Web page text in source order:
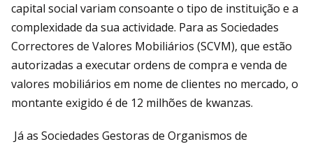
capital social variam consoante o tipo de instituição e a
complexidade da sua actividade. Para as Sociedades
Correctores de Valores Mobiliários (SCVM), que estão
autorizadas a executar ordens de compra e venda de
valores mobiliários em nome de clientes no mercado, o
montante exigido é de 12 milhões de kwanzas.
Já as Sociedades Gestoras de Organismos de